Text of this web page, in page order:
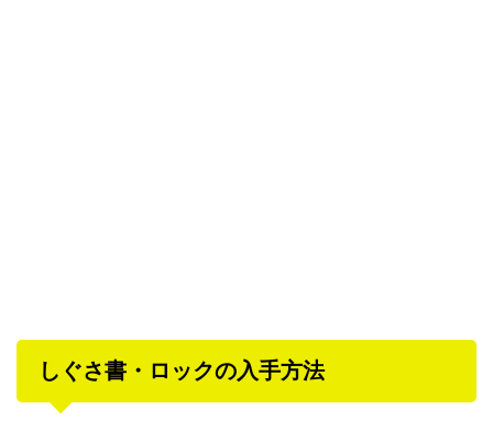
しぐさ書・ロックの入手方法